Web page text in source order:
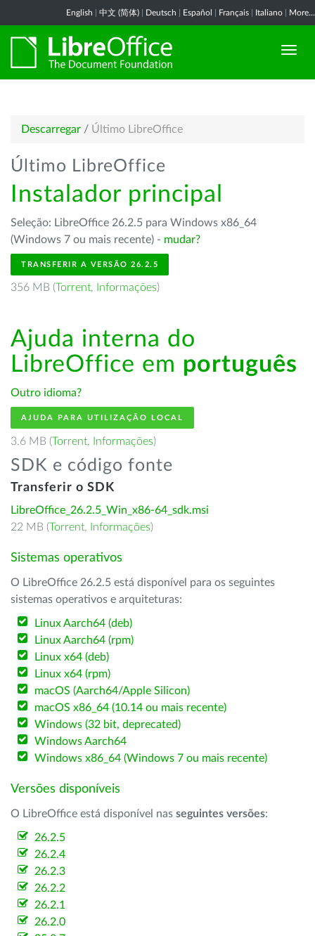
English 中文 (简体) Deutsch Español Français Italiano More...
Descarregar / Último LibreOffice
Último LibreOffice
Instalador principal
Seleção: LibreOffice 26.2.5 para Windows x86_64
(Windows 7 ou mais recente) - mudar?
TRANSFERIR A VERSÃO 26.2.5
356 MB (Torrent, Informações)
Ajuda interna do
LibreOffice em português
Outro idioma?
AJUDA PARA UTILIZAÇÃO LOCAL
3.6 MB (Torrent, Informações)
SDK e código fonte
Transferir o SDK
LibreOffice_26.2.5_Win_x86-64_sdk.msi
22 MB (Torrent, Informações)
Sistemas operativos
O LibreOffice 26.2.5 está disponível para os seguintes
sistemas operativos e arquiteturas:
Linux Aarch64 (deb)
Linux Aarch64 (rpm)
Linux x64 (deb)
Linux x64 (rpm)
macOS (Aarch64/Apple Silicon)
macOS x86_64 (10.14 ou mais recente)
Windows (32 bit, deprecated)
Windows Aarch64
Windows x86_64 (Windows 7 ou mais recente)
Versões disponíveis
O LibreOffice está disponível nas seguintes versões:
26.2.5
26.2.4
26.2.3
26.2.2
26.2.1
26.2.0